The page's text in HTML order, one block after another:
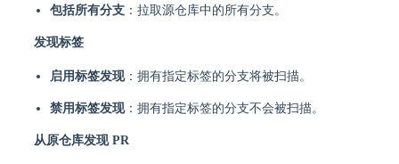
包括所有分支 ：拉取源仓库中的所有分支。
发现标签
启用标签发现：拥有指定标签的分支将被扫描。
禁用标签发现：拥有指定标签的分支不会被扫描。
从原仓库发现 PR